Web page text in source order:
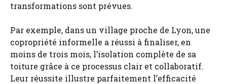
transformations sont prévues.
Par exemple, dans un village proche de Lyon, une
copropriété informelle a réussi à finaliser, en
moins de trois mois, l’isolation complète de sa
toiture grâce à ce processus clair et collaboratif.
Leur réussite illustre parfaitement l’efficacité